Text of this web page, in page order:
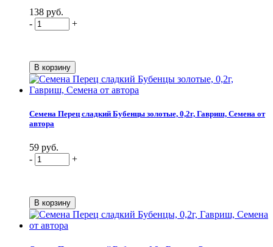
138 руб.
-
+
Семена Перец сладкий Бубенцы золотые, 0,2г, Гавриш, Семена от
автора
59 руб.
-
+